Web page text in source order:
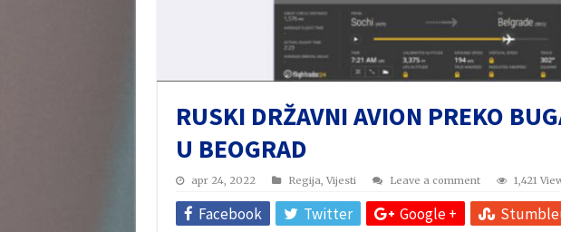
RUSKI DRŽAVNI AVION PREKO
U BEOGRAD
apr 24, 2022 Regija, Vijesti Leave a comment 1,421
Facebook Twitter Google +